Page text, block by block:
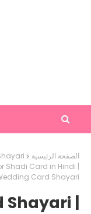
الصفحة الرئيسية
Shadi Card in Hindi |
Card Shayari
Shayari |